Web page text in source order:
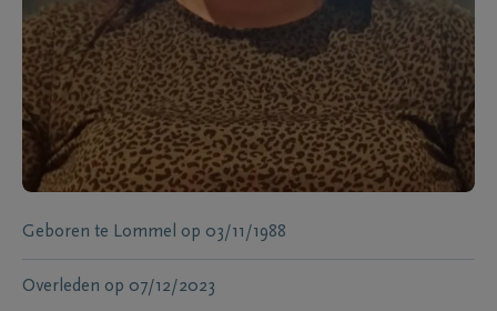
Geboren te Lommel op 03/11/1988
Overleden op 07/12/2023